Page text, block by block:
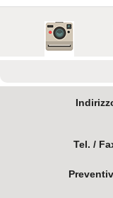
Tel. /